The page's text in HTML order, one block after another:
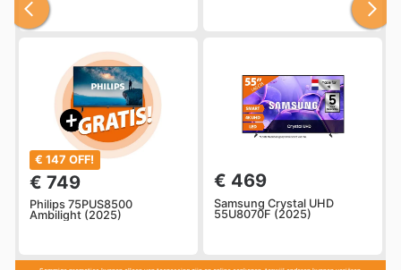
€ 147 OFF!
€ 749
Philips 75PUS8500
Ambilight (2025)
€ 469
Samsung Crystal UHD
55U8070F (2025)